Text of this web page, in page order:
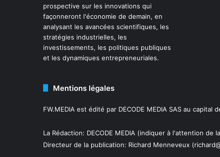
prospective sur les innovations qui
façonneront l'économie de demain, en
analysant les avancées scientifiques, les
stratégies industrielles, les
investissements, les politiques publiques
et les dynamiques entrepreneuriales.
Mentions légales
FW.MEDIA est édité par DECODE MEDIA SAS au capital
La Rédaction: DECODE MEDIA (indiquer à l'attention
Directeur de la publication: Richard Menneveux